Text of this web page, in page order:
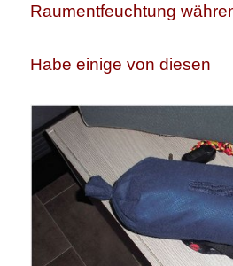
Raumentfeuchtung
Habe einige von diesen